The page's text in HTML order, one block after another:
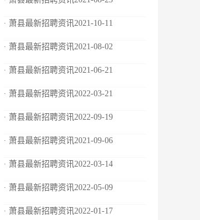
· 萧县最新招聘资讯2021-10-11
· 萧县最新招聘资讯2021-08-02
· 萧县最新招聘资讯2021-06-21
· 萧县最新招聘资讯2022-03-21
· 萧县最新招聘资讯2022-09-19
· 萧县最新招聘资讯2021-09-06
· 萧县最新招聘资讯2022-03-14
· 萧县最新招聘资讯2022-05-09
· 萧县最新招聘资讯2022-01-17